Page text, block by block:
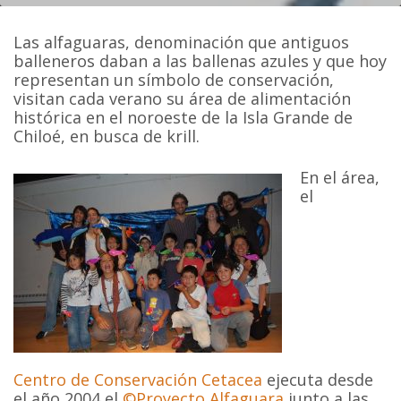
Las alfaguaras, denominación que antiguos
balleneros daban a las ballenas azules y que hoy
representan un símbolo de conservación,
visitan cada verano su área de alimentación
histórica en el noroeste de la Isla Grande de
Chiloé, en busca de krill.
En el área,
el
Centro de Conservación Cetacea ejecuta desde